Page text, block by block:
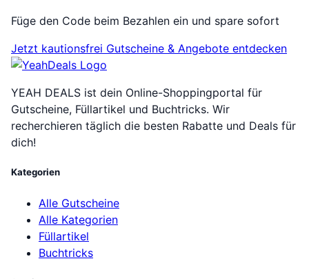
Füge den Code beim Bezahlen ein und spare sofort
Jetzt kautionsfrei Gutscheine & Angebote entdecken
YEAH DEALS ist dein Online-Shoppingportal für
Gutscheine, Füllartikel und Buchtricks. Wir
recherchieren täglich die besten Rabatte und Deals für
dich!
Kategorien
Alle Gutscheine
Alle Kategorien
Füllartikel
Buchtricks